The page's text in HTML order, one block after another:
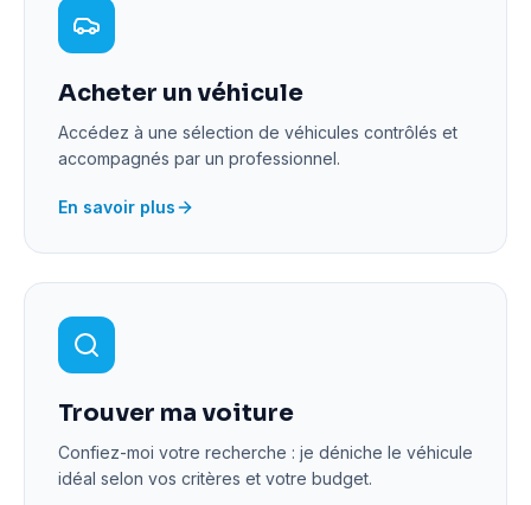
Acheter un véhicule
Accédez à une sélection de véhicules contrôlés et
accompagnés par un professionnel.
En savoir plus
Trouver ma voiture
Confiez-moi votre recherche : je déniche le véhicule
idéal selon vos critères et votre budget.